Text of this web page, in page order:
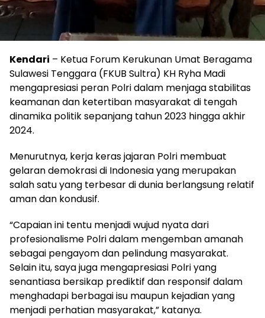
Kendari – Ketua Forum Kerukunan Umat Beragama
Sulawesi Tenggara (FKUB Sultra) KH Ryha Madi
mengapresiasi peran Polri dalam menjaga stabilitas
keamanan dan ketertiban masyarakat di tengah
dinamika politik sepanjang tahun 2023 hingga akhir
2024.
Menurutnya, kerja keras jajaran Polri membuat
gelaran demokrasi di Indonesia yang merupakan
salah satu yang terbesar di dunia berlangsung relatif
aman dan kondusif.
“Capaian ini tentu menjadi wujud nyata dari
profesionalisme Polri dalam mengemban amanah
sebagai pengayom dan pelindung masyarakat.
Selain itu, saya juga mengapresiasi Polri yang
senantiasa bersikap prediktif dan responsif dalam
menghadapi berbagai isu maupun kejadian yang
menjadi perhatian masyarakat,” katanya.